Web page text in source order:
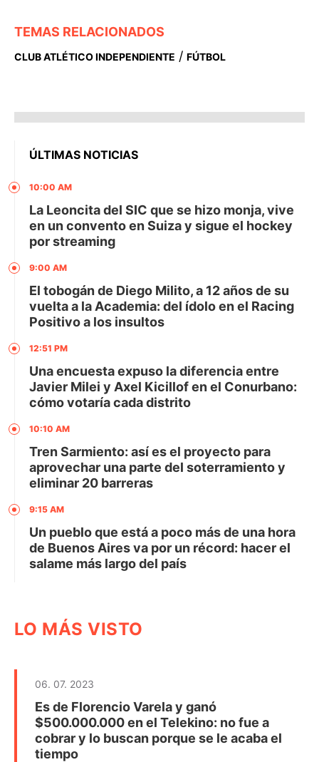
TEMAS RELACIONADOS
CLUB ATLÉTICO INDEPENDIENTE / FÚTBOL
ÚLTIMAS NOTICIAS
10:00 AM
La Leoncita del SIC que se hizo monja, vive
en un convento en Suiza y sigue el hockey
por streaming
9:00 AM
El tobogán de Diego Milito, a 12 años de su
vuelta a la Academia: del ídolo en el Racing
Positivo a los insultos
12:51 PM
Una encuesta expuso la diferencia entre
Javier Milei y Axel Kicillof en el Conurbano:
cómo votaría cada distrito
10:10 AM
Tren Sarmiento: así es el proyecto para
aprovechar una parte del soterramiento y
eliminar 20 barreras
9:15 AM
Un pueblo que está a poco más de una hora
de Buenos Aires va por un récord: hacer el
salame más largo del país
LO MÁS VISTO
06. 07. 2023
Es de Florencio Varela y ganó
$500.000.000 en el Telekino: no fue a
cobrar y lo buscan porque se le acaba el
tiempo